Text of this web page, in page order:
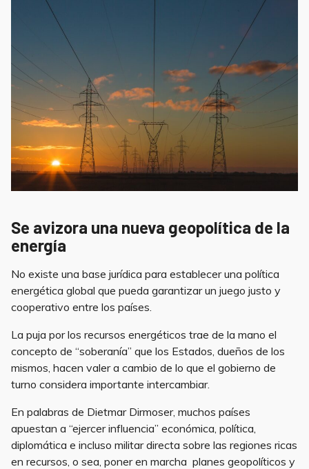
Se avizora una nueva geopolítica de la
energía
No existe una base jurídica para establecer una política
energética global que pueda garantizar un juego justo y
cooperativo entre los países.
La puja por los recursos energéticos trae de la mano el
concepto de “soberanía” que los Estados, dueños de los
mismos, hacen valer a cambio de lo que el gobierno de
turno considera importante intercambiar.
En palabras de Dietmar Dirmoser, muchos países
apuestan a “ejercer influencia” económica, política,
diplomática e incluso militar directa sobre las regiones ricas
en recursos, o sea, poner en marcha planes geopolíticos y